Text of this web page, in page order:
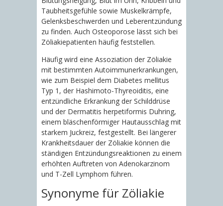
Taubheitsgefühle sowie Muskelkrämpfe,
Gelenksbeschwerden und Leberentzündung
zu finden. Auch Osteoporose lässt sich bei
Zöliakiepatienten häufig feststellen.
Häufig wird eine Assoziation der Zöliakie
mit bestimmten Autoimmunerkrankungen,
wie zum Beispiel dem Diabetes mellitus
Typ 1, der Hashimoto-Thyreoiditis, eine
entzündliche Erkrankung der Schilddrüse
und der Dermatitis herpetiformis Duhring,
einem bläschenförmiger Hautausschlag mit
starkem Juckreiz, festgestellt. Bei längerer
Krankheitsdauer der Zöliakie können die
ständigen Entzündungsreaktionen zu einem
erhöhten Auftreten von Adenokarzinom
und T-Zell Lymphom führen.
Synonyme für Zöliakie